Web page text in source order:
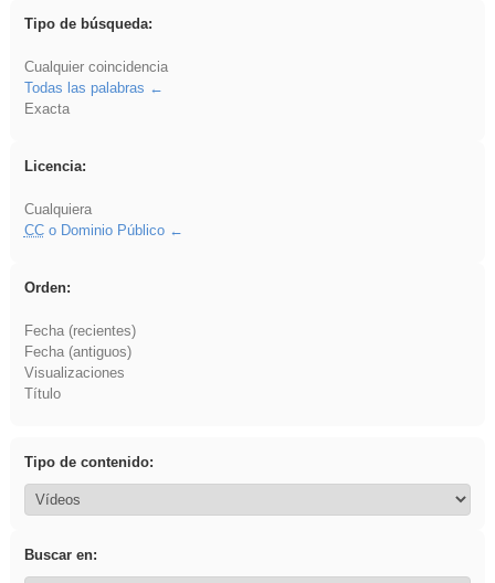
Tipo de búsqueda:
Cualquier coincidencia
Todas las palabras
Exacta
Licencia:
Cualquiera
CCo Dominio Público
Orden:
Fecha (recientes)
Fecha (antiguos)
Visualizaciones
Título
Tipo de contenido:
Buscar en: